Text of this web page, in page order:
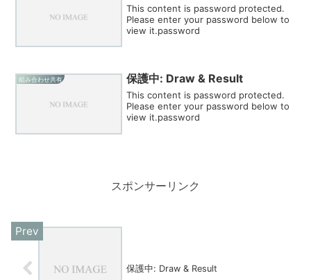
This content is password protected.
Please enter your password below to
view it.password
組み合わせ共有 保護中: Draw & Result
This content is password protected.
Please enter your password below to
view it.password
スポンサーリンク
保護中: Draw & Result